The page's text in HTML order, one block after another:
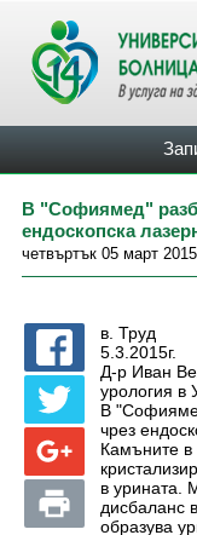
В "Софиямед"
ендоскопска
четвъртък 05 март 2015
в. Труд
5.3.2015г.
Д-р Иван
урология
В
чрез
Камъните в
в урината.
дисбаланс
образува